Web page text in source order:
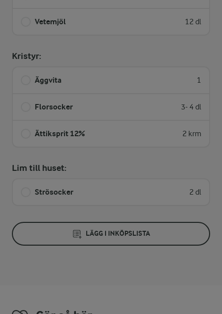
Vetemjöl 12 dl
Kristyr:
Äggvita 1
Florsocker 3- 4 dl
Ättiksprit 12% 2 krm
Lim till huset:
Strösocker 2 dl
LÄGG I INKÖPSLISTA